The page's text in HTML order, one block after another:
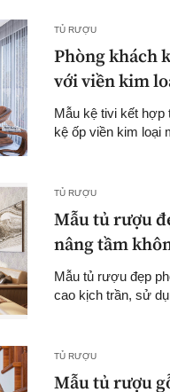
TỦ RƯỢU
Phòng khách
với viền kim
Mẫu kệ tivi kết hợp
kệ ốp viền kim loại
TỦ RƯỢU
Mẫu tủ rượu
nâng tầm
Mẫu tủ rượu đẹp
cao kịch trần, sử
TỦ RƯỢU
Mẫu tủ rượu